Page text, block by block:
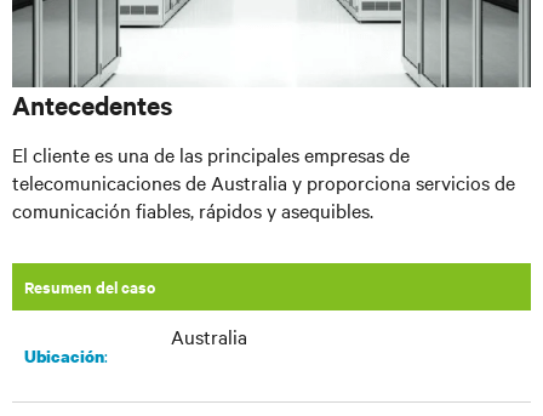
Antecedentes
El cliente es una de las principales empresas de
telecomunicaciones de Australia y proporciona servicios de
comunicación fiables, rápidos y asequibles.
Resumen del caso
Ubicación:
Australia